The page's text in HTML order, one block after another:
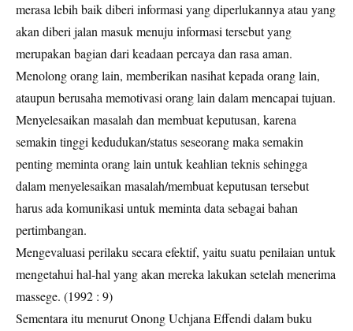
merasa lebih baik diberi informasi yang diperlukannya atau yang
akan diberi jalan masuk menuju informasi tersebut yang
merupakan bagian dari keadaan percaya dan rasa aman.
Menolong orang lain, memberikan nasihat kepada orang lain,
ataupun berusaha memotivasi orang lain dalam mencapai tujuan.
Menyelesaikan masalah dan membuat keputusan, karena
semakin tinggi kedudukan/status seseorang maka semakin
penting meminta orang lain untuk keahlian teknis sehingga
dalam menyelesaikan masalah/membuat keputusan tersebut
harus ada komunikasi untuk meminta data sebagai bahan
pertimbangan.
Mengevaluasi perilaku secara efektif, yaitu suatu penilaian untuk
mengetahui hal-hal yang akan mereka lakukan setelah menerima
massege. (1992 : 9)
Sementara itu menurut Onong Uchjana Effendi dalam buku